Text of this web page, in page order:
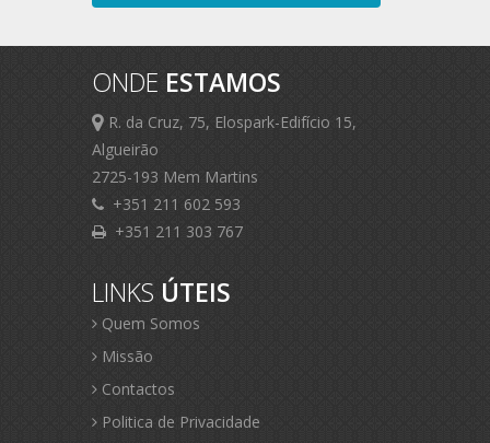
ONDE ESTAMOS
R. da Cruz, 75, Elospark-Edifício 15,
Algueirão
2725-193 Mem Martins
+351 211 602 593
+351 211 303 767
LINKS ÚTEIS
Quem Somos
Missão
Contactos
Politica de Privacidade